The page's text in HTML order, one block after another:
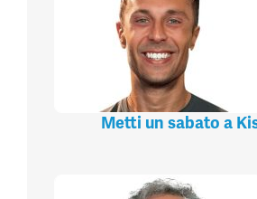
Metti un sabato a